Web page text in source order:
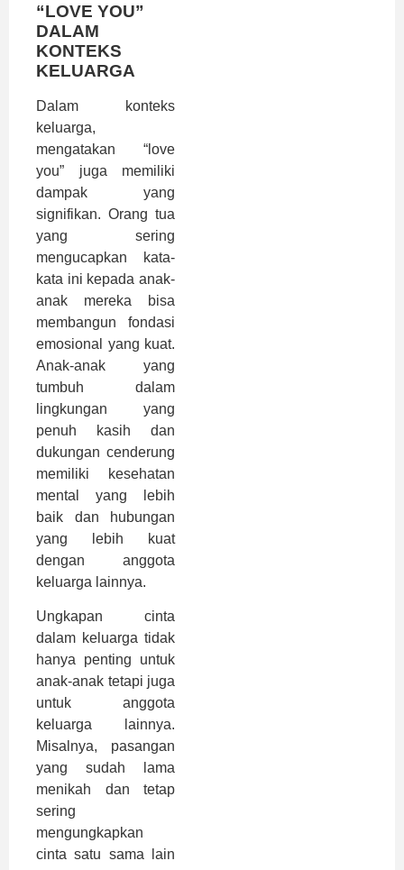
“LOVE YOU”
DALAM
KONTEKS
KELUARGA
Dalam konteks
keluarga,
mengatakan “love
you” juga memiliki
dampak yang
signifikan. Orang tua
yang sering
mengucapkan kata-
kata ini kepada anak-
anak mereka bisa
membangun fondasi
emosional yang kuat.
Anak-anak yang
tumbuh dalam
lingkungan yang
penuh kasih dan
dukungan cenderung
memiliki kesehatan
mental yang lebih
baik dan hubungan
yang lebih kuat
dengan anggota
keluarga lainnya.
Ungkapan cinta
dalam keluarga tidak
hanya penting untuk
anak-anak tetapi juga
untuk anggota
keluarga lainnya.
Misalnya, pasangan
yang sudah lama
menikah dan tetap
sering
mengungkapkan
cinta satu sama lain